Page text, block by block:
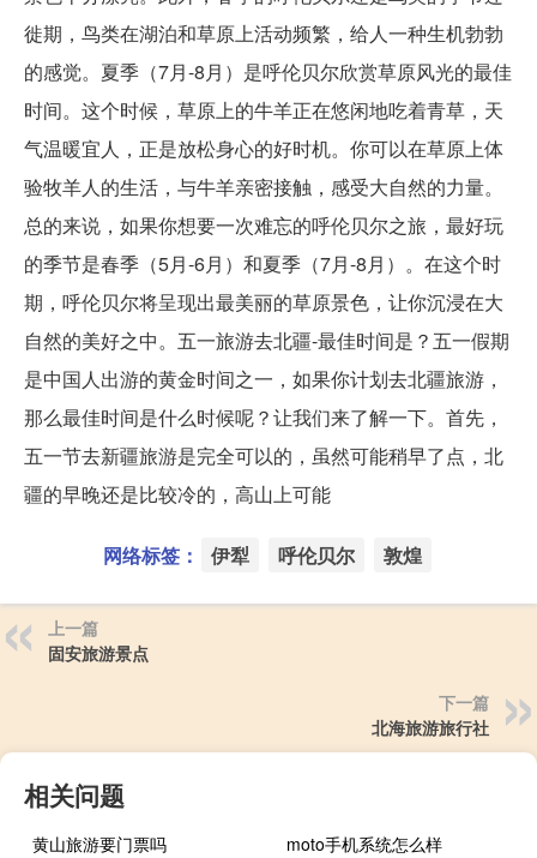
徙期，鸟类在湖泊和草原上活动频繁，给人一种生机勃勃
的感觉。夏季（7月-8月）是呼伦贝尔欣赏草原风光的最佳
时间。这个时候，草原上的牛羊正在悠闲地吃着青草，天
气温暖宜人，正是放松身心的好时机。你可以在草原上体
验牧羊人的生活，与牛羊亲密接触，感受大自然的力量。
总的来说，如果你想要一次难忘的呼伦贝尔之旅，最好玩
的季节是春季（5月-6月）和夏季（7月-8月）。在这个时
期，呼伦贝尔将呈现出最美丽的草原景色，让你沉浸在大
自然的美好之中。五一旅游去北疆-最佳时间是？五一假期
是中国人出游的黄金时间之一，如果你计划去北疆旅游，
那么最佳时间是什么时候呢？让我们来了解一下。首先，
五一节去新疆旅游是完全可以的，虽然可能稍早了点，北
疆的早晚还是比较冷的，高山上可能
网络标签： 伊犁 呼伦贝尔 敦煌
上一篇
固安旅游景点
下一篇
北海旅游旅行社
相关问题
黄山旅游要门票吗
moto手机系统怎么样